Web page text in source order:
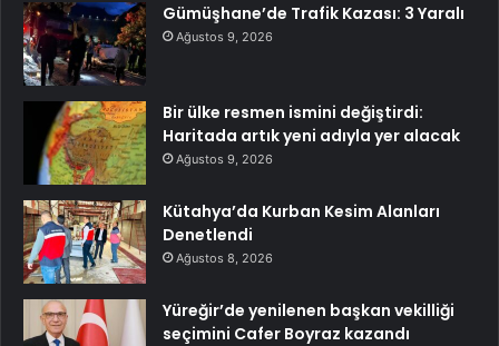
Gümüşhane’de Trafik Kazası: 3 Yaralı
Ağustos 9, 2026
Bir ülke resmen ismini değiştirdi:
Haritada artık yeni adıyla yer alacak
Ağustos 9, 2026
Kütahya’da Kurban Kesim Alanları
Denetlendi
Ağustos 8, 2026
Yüreğir’de yenilenen başkan vekilliği
seçimini Cafer Boyraz kazandı